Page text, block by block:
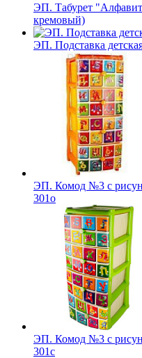
ЭП. Табурет
кремовый)
ЭП. Подставка
ЭП. Комод №3 с
301о
ЭП. Комод №3 с
301с